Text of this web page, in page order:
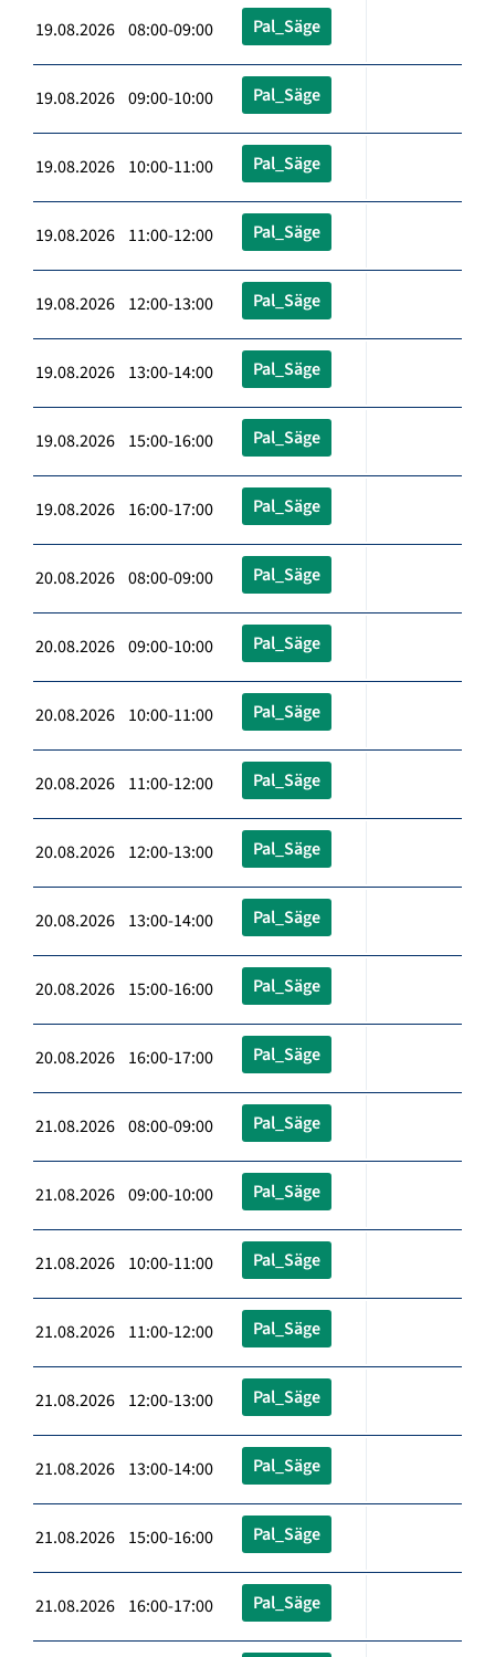
19.08.2026 08:00-09:00 Pal_Säge
19.08.2026 09:00-10:00 Pal_Säge
19.08.2026 10:00-11:00 Pal_Säge
19.08.2026 11:00-12:00 Pal_Säge
19.08.2026 12:00-13:00 Pal_Säge
19.08.2026 13:00-14:00 Pal_Säge
19.08.2026 15:00-16:00 Pal_Säge
19.08.2026 16:00-17:00 Pal_Säge
20.08.2026 08:00-09:00 Pal_Säge
20.08.2026 09:00-10:00 Pal_Säge
20.08.2026 10:00-11:00 Pal_Säge
20.08.2026 11:00-12:00 Pal_Säge
20.08.2026 12:00-13:00 Pal_Säge
20.08.2026 13:00-14:00 Pal_Säge
20.08.2026 15:00-16:00 Pal_Säge
20.08.2026 16:00-17:00 Pal_Säge
21.08.2026 08:00-09:00 Pal_Säge
21.08.2026 09:00-10:00 Pal_Säge
21.08.2026 10:00-11:00 Pal_Säge
21.08.2026 11:00-12:00 Pal_Säge
21.08.2026 12:00-13:00 Pal_Säge
21.08.2026 13:00-14:00 Pal_Säge
21.08.2026 15:00-16:00 Pal_Säge
21.08.2026 16:00-17:00 Pal_Säge